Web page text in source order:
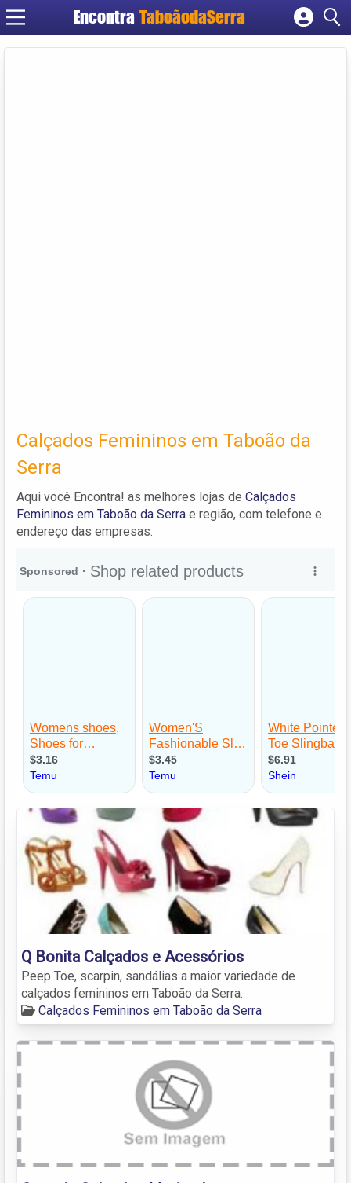
Encontra TaboãodaSerra
Cadastrar empresa
Calçados Femininos em Taboão da
Serra
Aqui você Encontra! as melhores lojas de Calçados
Femininos em Taboão da Serra e região, com telefone e
endereço das empresas.
Q Bonita Calçados e Acessórios
Peep Toe, scarpin, sandálias a maior variedade de
calçados femininos em Taboão da Serra.
Calçados Femininos em Taboão da Serra